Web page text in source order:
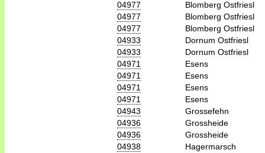
04977
Blomberg Ostfriesl
04977
Blomberg Ostfriesl
04977
Blomberg Ostfriesl
04933
Dornum Ostfriesl
04933
Dornum Ostfriesl
04971
Esens
04971
Esens
04971
Esens
04971
Esens
04943
Grossefehn
04936
Grossheide
04936
Grossheide
04938
Hagermarsch